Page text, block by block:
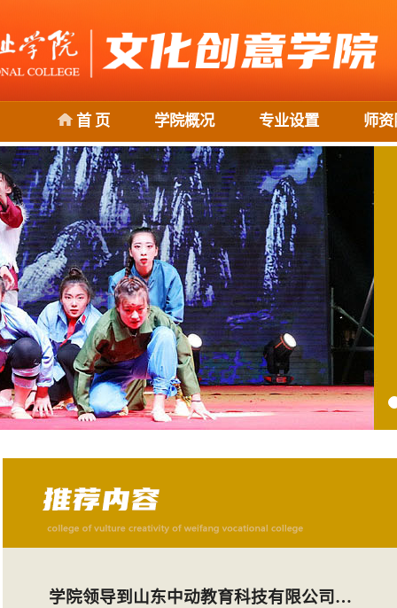
首 页 学院概况 专业设置 师
学院领导到山东中动教育科技有限公司…